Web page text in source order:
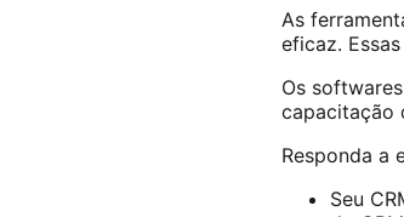
As
eficaz.
Os
capacitação
Responda a
Seu